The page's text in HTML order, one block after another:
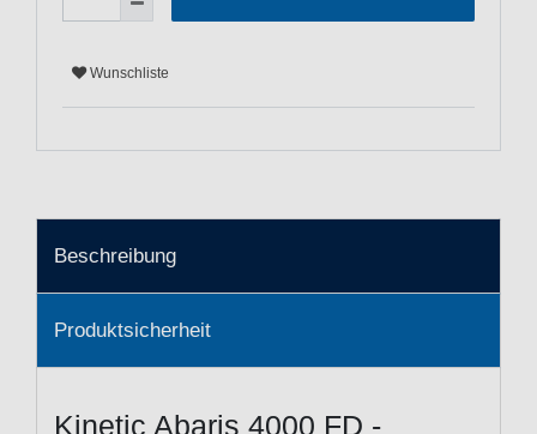
Wunschliste
Beschreibung
Produktsicherheit
Kinetic Abaris 4000 FD -